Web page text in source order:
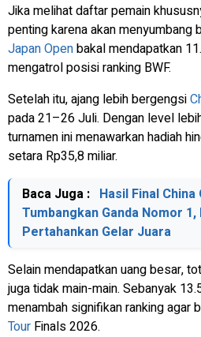
Jika melihat daftar pemain
penting karena akan menyumbang
Japan Openbakal mendapatkan
mengatrol posisi ranking BWF.
Setelah itu, ajang lebih bergengsi
pada 21–26 Juli. Dengan level
turnamen ini menawarkan hadiah
setara Rp35,8 miliar.
Baca Juga : Hasil Final
Tumbangkan Ganda Nomor
Pertahankan Gelar Juara
Selain mendapatkan uang besar,
juga tidak main-main. Sebanyak
menambah signifikan ranking agar
Tour Finals 2026.